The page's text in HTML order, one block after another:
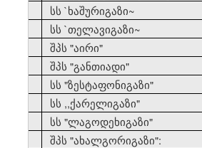
სს `ხაშურიგაზი~
სს `თელავიგაზი~
შპს "აირი"
შპს "განთიადი"
სს "ზესტაფონიგაზი"
სს ,,ქარელიგაზი"
სს "ლაგოდეხიგაზი"
შპს "ახალგორიგაზი":